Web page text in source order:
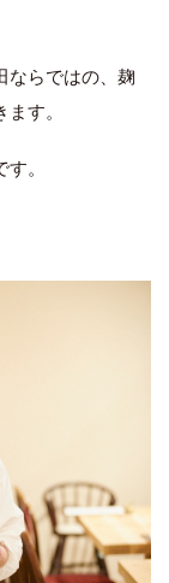
ならではの、麹
す。
す。